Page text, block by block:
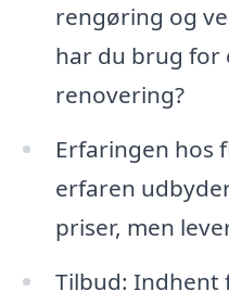
rengøring og
har du brug for
renovering?
Erfaringen hos
erfaren
priser, men
Tilbud: Indhent